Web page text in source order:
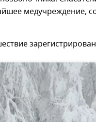
медучреждение,